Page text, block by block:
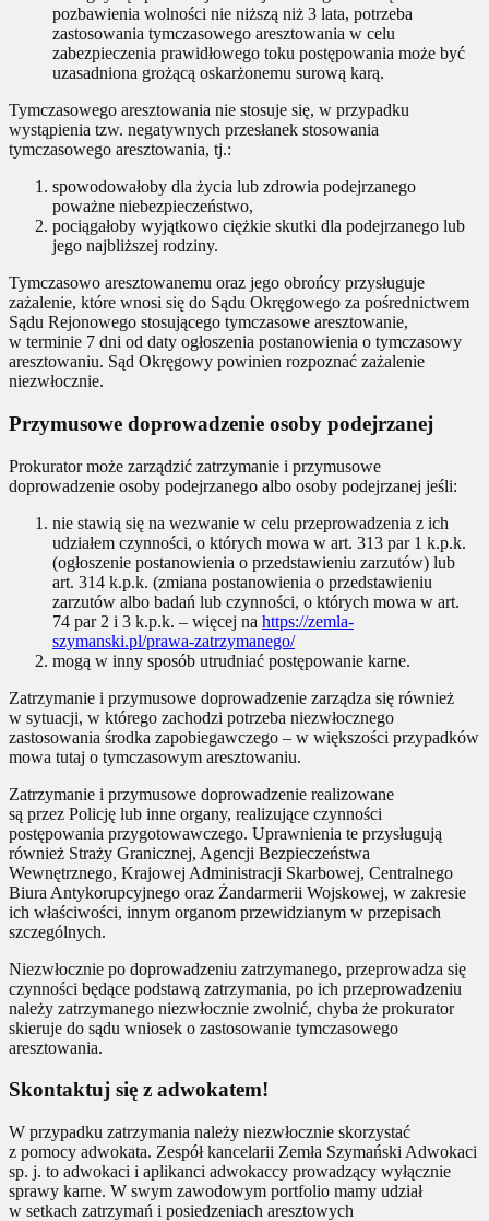
pozbawienia wolności nie niższą niż 3 lata, potrzeba
zastosowania tymczasowego aresztowania w celu
zabezpieczenia prawidłowego toku postępowania może być
uzasadniona grożącą oskarżonemu surową karą.
Tymczasowego aresztowania nie stosuje się, w przypadku
wystąpienia tzw. negatywnych przesłanek stosowania
tymczasowego aresztowania, tj.:
spowodowałoby dla życia lub zdrowia podejrzanego
poważne niebezpieczeństwo,
pociągałoby wyjątkowo ciężkie skutki dla podejrzanego lub
jego najbliższej rodziny.
Tymczasowo aresztowanemu oraz jego obrońcy przysługuje
zażalenie, które wnosi się do Sądu Okręgowego za pośrednictwem
Sądu Rejonowego stosującego tymczasowe aresztowanie,
w terminie 7 dni od daty ogłoszenia postanowienia o tymczasowy
aresztowaniu. Sąd Okręgowy powinien rozpoznać zażalenie
niezwłocznie.
Przymusowe doprowadzenie osoby podejrzanej
Prokurator może zarządzić zatrzymanie i przymusowe
doprowadzenie osoby podejrzanego albo osoby podejrzanej jeśli:
nie stawią się na wezwanie w celu przeprowadzenia z ich
udziałem czynności, o których mowa w art. 313 par 1 k.p.k.
(ogłoszenie postanowienia o przedstawieniu zarzutów) lub
art. 314 k.p.k. (zmiana postanowienia o przedstawieniu
zarzutów albo badań lub czynności, o których mowa w art.
74 par 2 i 3 k.p.k. – więcej na https://zemla-
szymanski.pl/prawa-zatrzymanego/
mogą w inny sposób utrudniać postępowanie karne.
Zatrzymanie i przymusowe doprowadzenie zarządza się również
w sytuacji, w którego zachodzi potrzeba niezwłocznego
zastosowania środka zapobiegawczego – w większości przypadków
mowa tutaj o tymczasowym aresztowaniu.
Zatrzymanie i przymusowe doprowadzenie realizowane
są przez Policję lub inne organy, realizujące czynności
postępowania przygotowawczego. Uprawnienia te przysługują
również Straży Granicznej, Agencji Bezpieczeństwa
Wewnętrznego, Krajowej Administracji Skarbowej, Centralnego
Biura Antykorupcyjnego oraz Żandarmerii Wojskowej, w zakresie
ich właściwości, innym organom przewidzianym w przepisach
szczególnych.
Niezwłocznie po doprowadzeniu zatrzymanego, przeprowadza się
czynności będące podstawą zatrzymania, po ich przeprowadzeniu
należy zatrzymanego niezwłocznie zwolnić, chyba że prokurator
skieruje do sądu wniosek o zastosowanie tymczasowego
aresztowania.
Skontaktuj się z adwokatem!
W przypadku zatrzymania należy niezwłocznie skorzystać
z pomocy adwokata. Zespół kancelarii Zemła Szymański Adwokaci
sp. j. to adwokaci i aplikanci adwokaccy prowadzący wyłącznie
sprawy karne. W swym zawodowym portfolio mamy udział
w setkach zatrzymań i posiedzeniach aresztowych